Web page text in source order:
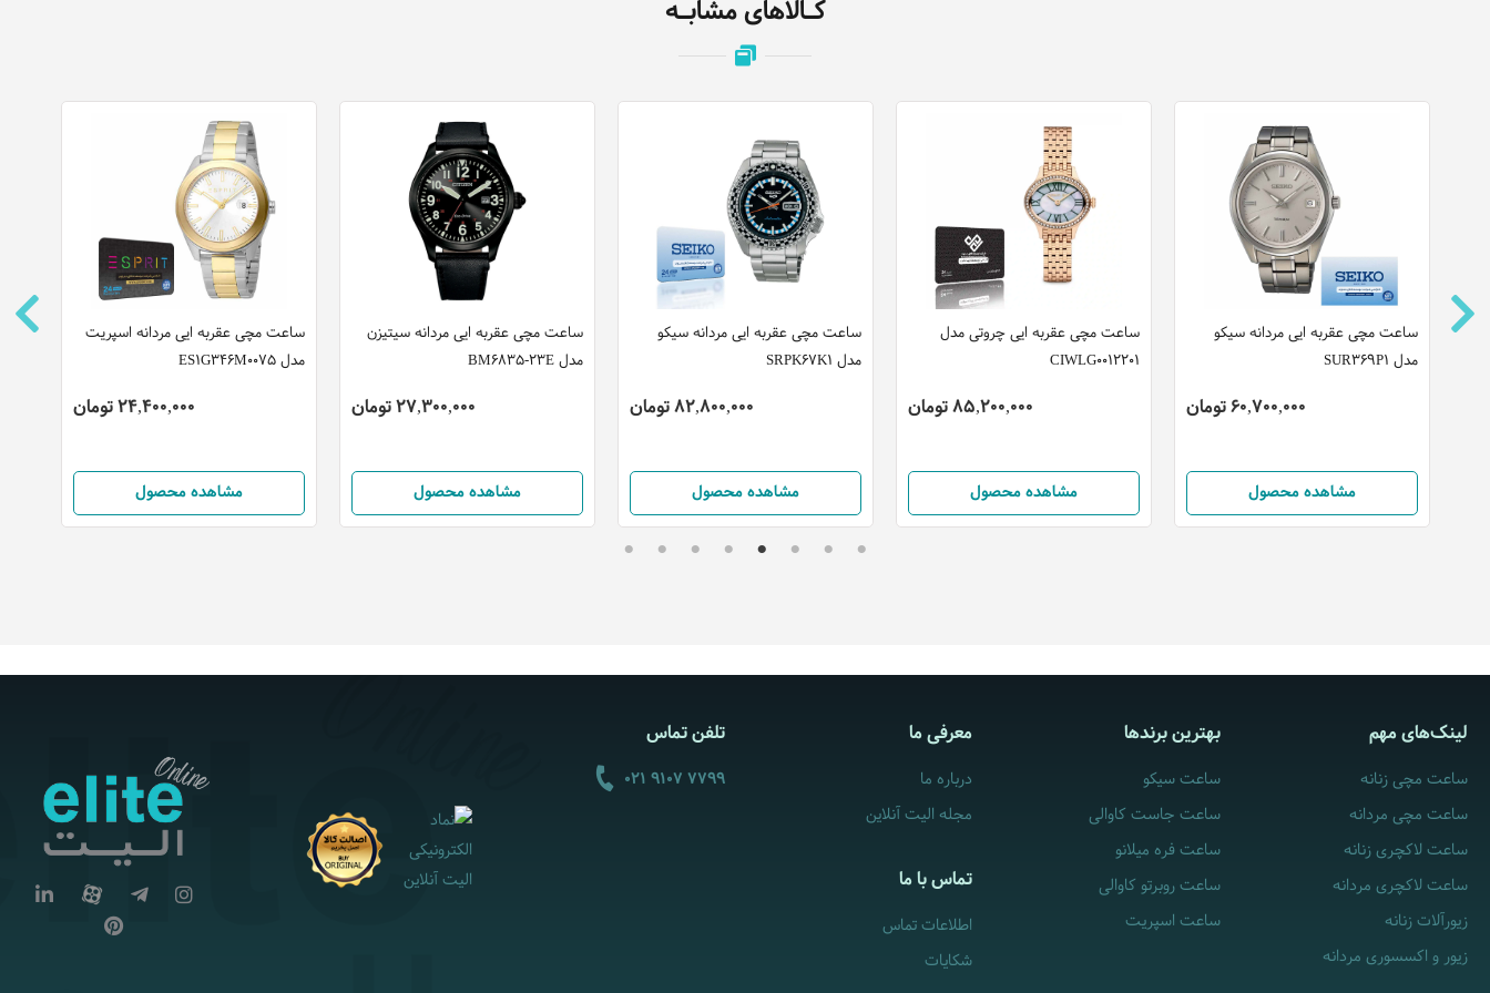
کـالاهای مشابـه
ساعت مچی عقربه ایی مردانه اسپریت
مدل ES1G346M0075
24,400,000 تومان
مشاهده محصول
ساعت مچی عقربه ایی مردانه سیتیزن
مدل BM6835-23E
27,300,000 تومان
مشاهده محصول
ساعت مچی عقربه ایی مردانه سیکو
مدل SRPK67K1
82,800,000 تومان
مشاهده محصول
ساعت مچی عقربه ایی چروتی مدل
CIWLG0012201
85,200,000 تومان
مشاهده محصول
ساعت مچی عقربه ایی مردانه سیکو
مدل SUR369P1
60,700,000 تومان
مشاهده محصول
لینک‌های مهم
ساعت مچی زنانه
ساعت مچی مردانه
ساعت لاکچری زنانه
ساعت لاکچری مردانه
زیورآلات زنانه
زیور و اکسسوری مردانه
بهترین برندها
ساعت سیکو
ساعت جاست کاوالی
ساعت فره میلانو
ساعت روبرتو کاوالی
ساعت اسپریت
معرفی ما
درباره ما
مجله الیت آنلاین
تماس با ما
اطلاعات تماس
شکایات
تلفن تماس
021 9107 7799